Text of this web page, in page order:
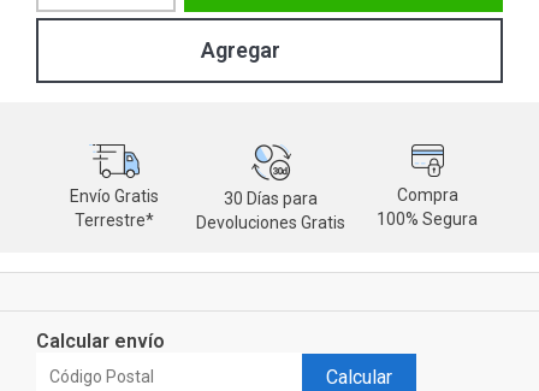
Envío Gratis
Terrestre*
30 Días para
Devoluciones Gratis
Compra
100% Segura
Calcular envío
Calcular